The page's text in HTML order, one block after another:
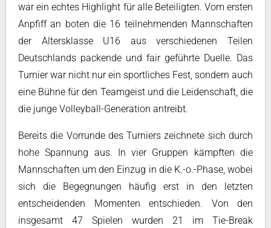
war ein echtes Highlight für alle Beteiligten. Vom ersten
Anpfiff an boten die 16 teilnehmenden Mannschaften
der Altersklasse U16 aus verschiedenen Teilen
Deutschlands packende und fair geführte Duelle. Das
Turnier war nicht nur ein sportliches Fest, sondern auch
eine Bühne für den Teamgeist und die Leidenschaft, die
die junge Volleyball-Generation antreibt.
Bereits die Vorrunde des Turniers zeichnete sich durch
hohe Spannung aus. In vier Gruppen kämpften die
Mannschaften um den Einzug in die K.-o.-Phase, wobei
sich die Begegnungen häufig erst in den letzten
entscheidenden Momenten entschieden. Von den
insgesamt 47 Spielen wurden 21 im Tie-Break